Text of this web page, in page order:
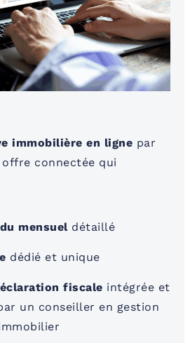
immobilière en ligne par
offre connectée qui
mensueldétaillé
dédié et unique
fiscale intégrée et
un conseiller en gestion